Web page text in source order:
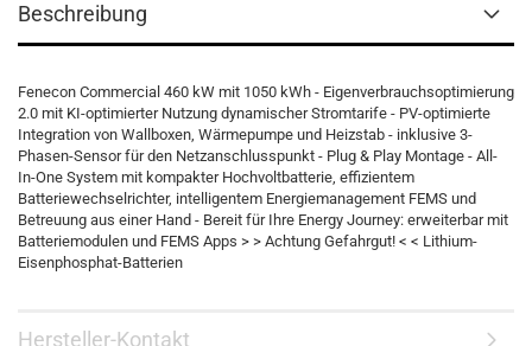
Beschreibung
Fenecon Commercial 460 kW mit 1050 kWh - Eigenverbrauchsoptimierung
2.0 mit KI-optimierter Nutzung dynamischer Stromtarife - PV-optimierte
Integration von Wallboxen, Wärmepumpe und Heizstab - inklusive 3-
Phasen-Sensor für den Netzanschlusspunkt - Plug & Play Montage - All-
In-One System mit kompakter Hochvoltbatterie, effizientem
Batteriewechselrichter, intelligentem Energiemanagement FEMS und
Betreuung aus einer Hand - Bereit für Ihre Energy Journey: erweiterbar mit
Batteriemodulen und FEMS Apps > > Achtung Gefahrgut! < < Lithium-
Eisenphosphat-Batterien
Hersteller-Kontakt